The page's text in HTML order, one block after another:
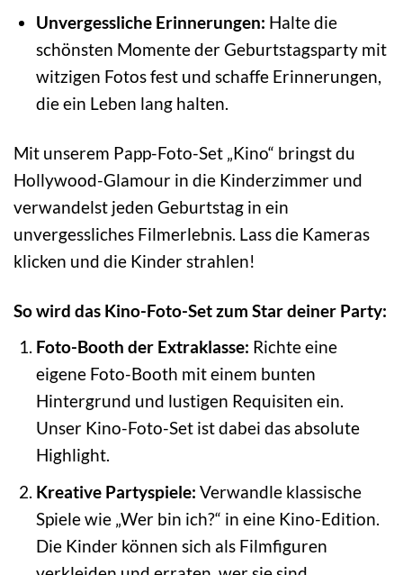
Unvergessliche Erinnerungen: Halte die
schönsten Momente der Geburtstagsparty mit
witzigen Fotos fest und schaffe Erinnerungen,
die ein Leben lang halten.
Mit unserem Papp-Foto-Set „Kino“ bringst du
Hollywood-Glamour in die Kinderzimmer und
verwandelst jeden Geburtstag in ein
unvergessliches Filmerlebnis. Lass die Kameras
klicken und die Kinder strahlen!
So wird das Kino-Foto-Set zum Star deiner Party:
Foto-Booth der Extraklasse: Richte eine
eigene Foto-Booth mit einem bunten
Hintergrund und lustigen Requisiten ein.
Unser Kino-Foto-Set ist dabei das absolute
Highlight.
Kreative Partyspiele: Verwandle klassische
Spiele wie „Wer bin ich?“ in eine Kino-Edition.
Die Kinder können sich als Filmfiguren